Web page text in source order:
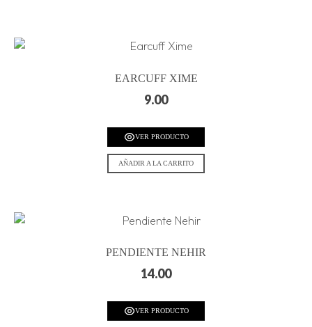
EARCUFF XIME
9.00
VER PRODUCTO
AÑADIR A LA CARRITO
PENDIENTE NEHIR
14.00
VER PRODUCTO